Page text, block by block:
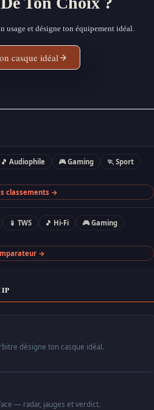
usage et désigne ton équipement idéal.
casque idéal
🎵 Audiophile 🎮 Gaming
🏃 Sport
classements →
📱 TWS 🎵 Hi-Fi
🎮 Gaming
→
désigne ton casque idéal.
— radar, jauges et verdict.